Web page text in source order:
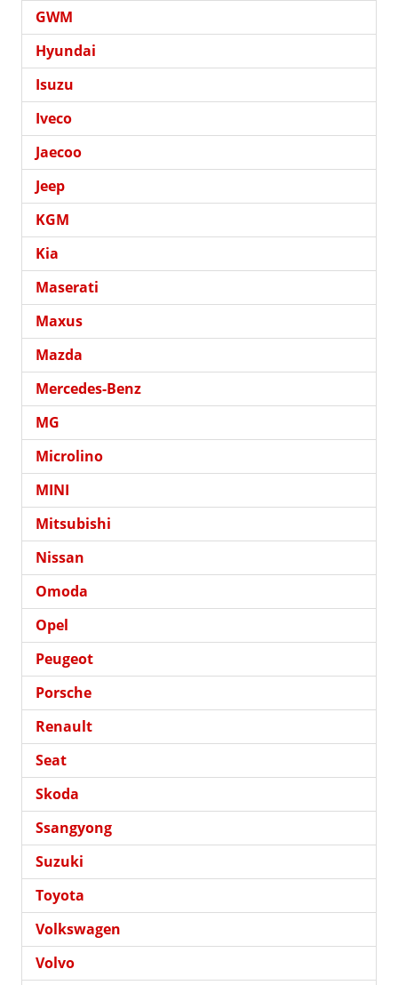
GWM
Hyundai
Isuzu
Iveco
Jaecoo
Jeep
KGM
Kia
Maserati
Maxus
Mazda
Mercedes-Benz
MG
Microlino
MINI
Mitsubishi
Nissan
Omoda
Opel
Peugeot
Porsche
Renault
Seat
Skoda
Ssangyong
Suzuki
Toyota
Volkswagen
Volvo